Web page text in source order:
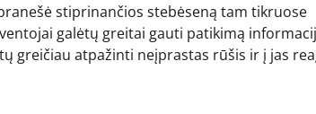
stiprinančios stebėseną tam tikruose
galėtų greitai gauti patikimą
greičiau atpažinti neįprastas rūšis ir į jas